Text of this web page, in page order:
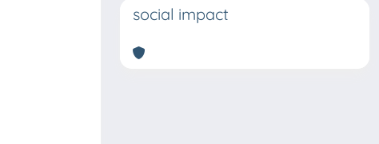
social impact